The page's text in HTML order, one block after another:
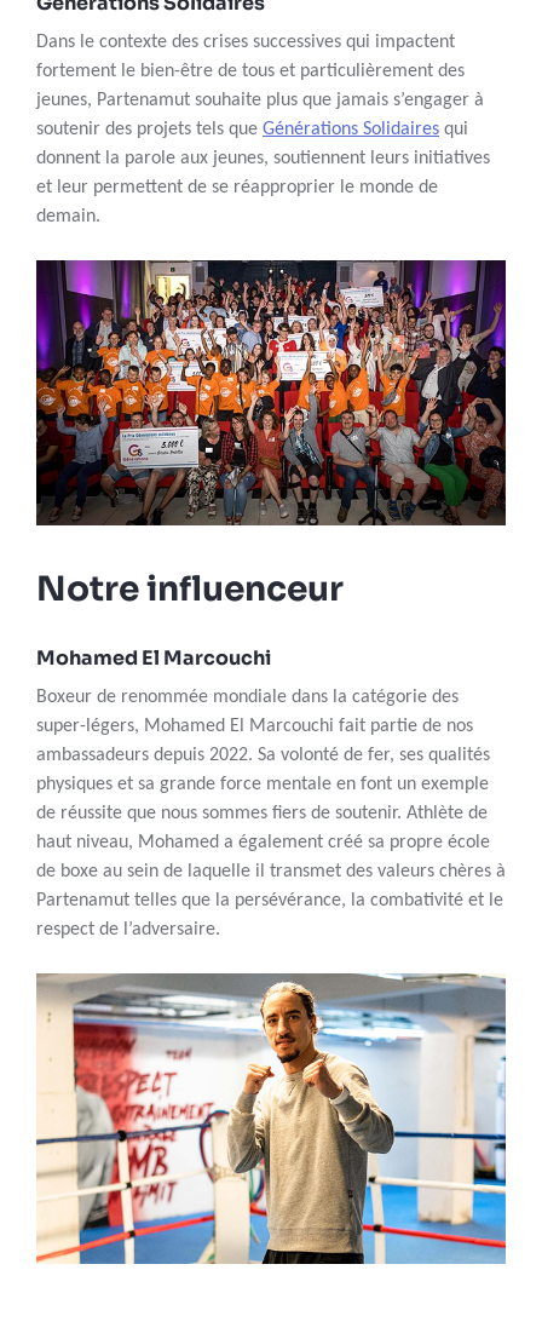
Dans le contexte des crises successives qui impactent
fortement le bien-être de tous et particulièrement des
jeunes, Partenamut souhaite plus que jamais s’engager à
soutenir des projets tels que Générations Solidaires qui
donnent la parole aux jeunes, soutiennent leurs initiatives
et leur permettent de se réapproprier le monde de
demain.
Notre influenceur
Mohamed El Marcouchi
Boxeur de renommée mondiale dans la catégorie des
super-légers, Mohamed El Marcouchi fait partie de nos
ambassadeurs depuis 2022. Sa volonté de fer, ses qualités
physiques et sa grande force mentale en font un exemple
de réussite que nous sommes fiers de soutenir. Athlète de
haut niveau, Mohamed a également créé sa propre école
de boxe au sein de laquelle il transmet des valeurs chères à
Partenamut telles que la persévérance, la combativité et le
respect de l’adversaire.